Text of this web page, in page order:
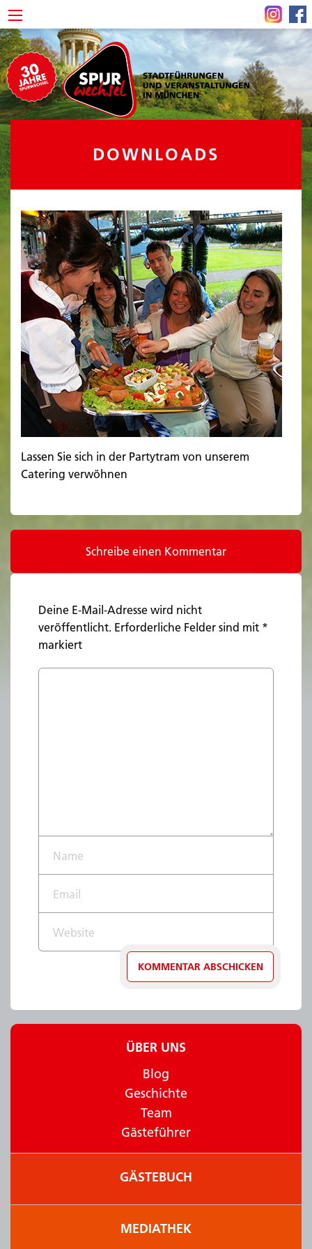
DOWNLOADS
Lassen Sie sich in der Partytram von unserem
Catering verwöhnen
Schreibe einen Kommentar
Deine E-Mail-Adresse wird nicht
veröffentlicht. Erforderliche Felder sind mit *
markiert
ÜBER UNS
Blog
Geschichte
Team
Gästeführer
GÄSTEBUCH
MEDIATHEK